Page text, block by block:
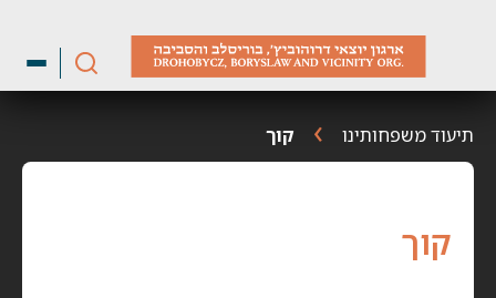
תיעוד משפחותינו קוך
קוך